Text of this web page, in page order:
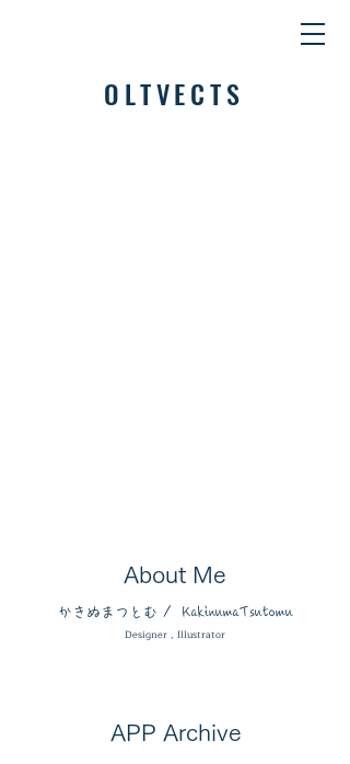
OLTVECTS
About Me
かきぬまつとむ / KakinumaTsutomu
Designer , Illustrator
APP Archive​